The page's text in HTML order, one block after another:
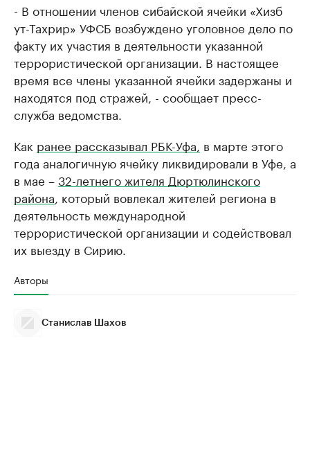
- В отношении членов сибайской ячейки «Хизб
ут-Тахрир» УФСБ возбуждено уголовное дело по
факту их участия в деятельности указанной
террористической организации. В настоящее
время все члены указанной ячейки задержаны и
находятся под стражей, - сообщает пресс-
служба ведомства.
Как ранее рассказывал РБК-Уфа, в марте этого
года аналогичную ячейку ликвидировали в Уфе, а
в мае –32-летнего жителя Дюртюлинского
района, который вовлекал жителей региона в
деятельность международной
террористической организации и содействовал
их выезду в Сирию.
Авторы
Станислав Шахов